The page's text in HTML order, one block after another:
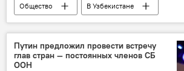
Общество
В Узбекистане
Генпрокуратура Узбекистана
Задержание
задержание преступников
Путин предложил провести встречу
глав стран — постоянных членов СБ
ООН